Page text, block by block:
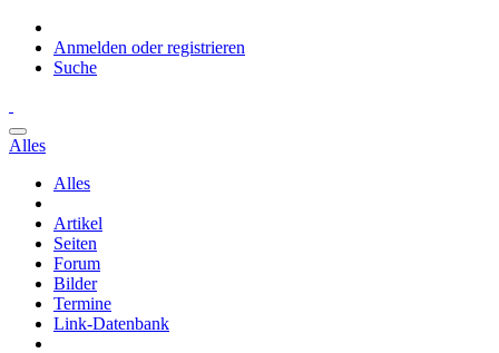
Anmelden oder registrieren
Suche
Alles
Alles
Artikel
Seiten
Forum
Bilder
Termine
Link-Datenbank